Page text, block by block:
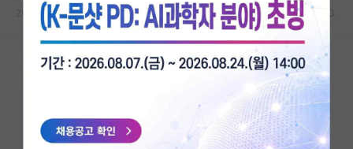
커뮤니티
커뮤니티 홈
IF 명예의전당
2026.05.11 8 1821